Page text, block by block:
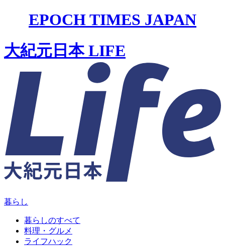
EPOCH TIMES JAPAN
大紀元日本 LIFE
暮らし
暮らしのすべて
料理・グルメ
ライフハック